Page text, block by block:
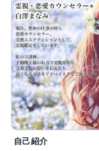
自己紹介